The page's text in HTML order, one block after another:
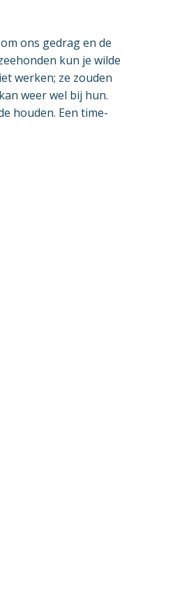
ons gedrag en de
kun je wilde
werken; ze zouden
weer wel bij hun.
houden. Een time-